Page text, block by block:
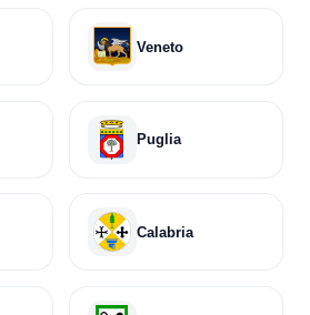
Veneto
Puglia
Calabria